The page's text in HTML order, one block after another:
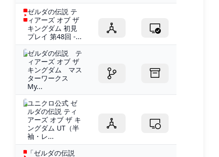
ゼルダの伝説 テ
ィアーズ オブ ザ
キングダム 初見
プレイ 第48回 -...
ゼルダの伝説 テ
ィアーズ オブ ザ
キングダム マス
ターワークス
My...
ユニクロ公式 ゼ
ルダの伝説 ティ
アーズ オブ ザ キ
ングダム UT（半
袖・レ...
「ゼルダの伝説